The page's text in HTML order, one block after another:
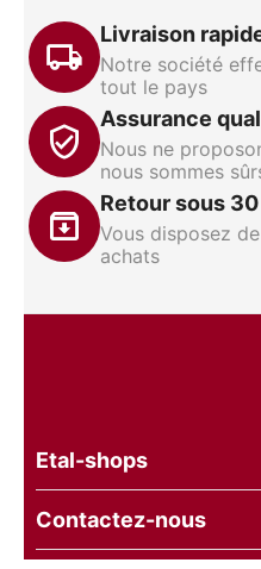
Livraison
Notre société
tout le pays
Assurance
Nous ne
nous sommes
Retour sous
Vous disposez
achats
Etal-shops
Contactez-nous